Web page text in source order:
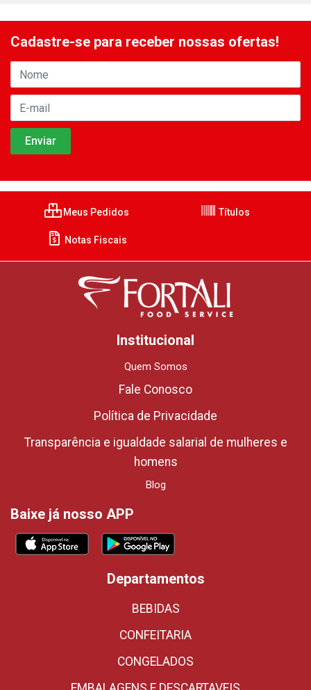
Cadastre-se para receber nossas ofertas!
Meus Pedidos Títulos
Notas Fiscais
Institucional
Quem Somos
Fale Conosco
Política de Privacidade
Transparência e igualdade salarial de mulheres e
homens
Blog
Baixe já nosso APP
Departamentos
BEBIDAS
CONFEITARIA
CONGELADOS